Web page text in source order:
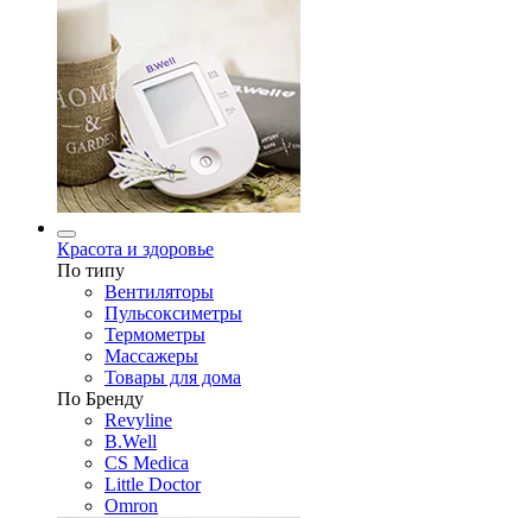
Красота и здоровье
По типу
Вентиляторы
Пульсоксиметры
Термометры
Массажеры
Товары для дома
По Бренду
Revyline
B.Well
CS Medica
Little Doctor
Omron